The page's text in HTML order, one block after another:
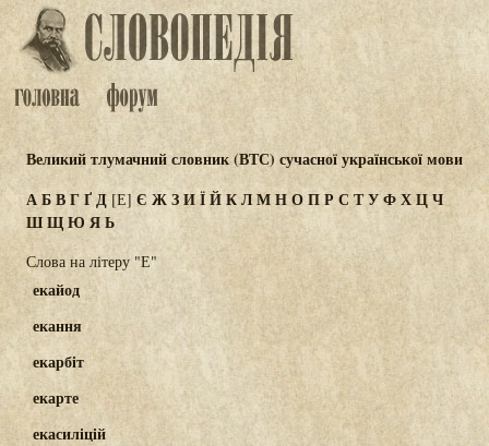
Великий тлумачний словник (ВТС) сучасної української мови
АБВГҐД[Е]Є ЖЗИЇЙКЛМНОПР СТУФХЦЧ
ШЩЮЯЬ
Слова на літеру "Е"
екайод
екання
екарбіт
екарте
екасиліцій